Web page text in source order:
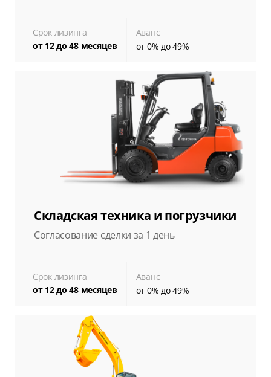
Срок лизинга
от 12 до 48 месяцев
Аванс
от 0% до 49%
Складская техника и погрузчики
Согласование сделки за 1 день
Срок лизинга
от 12 до 48 месяцев
Аванс
от 0% до 49%